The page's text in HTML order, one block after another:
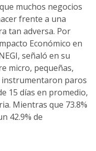
muchos negocios
frente a una
tan adversa. Por
Económico en
señaló en su
micro, pequeñas,
instrumentaron paros
15 días en promedio,
Mientras que 73.8%
42.9% de